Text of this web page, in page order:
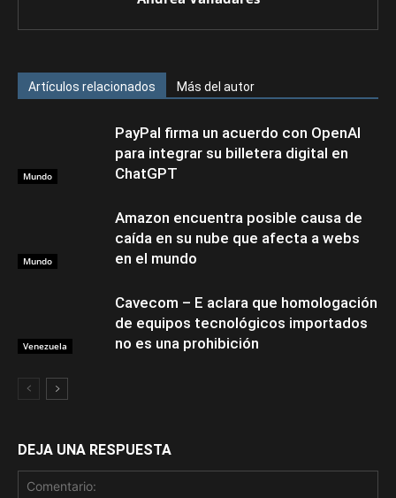
Artículos relacionados Más del autor
Mundo
PayPal firma un acuerdo con OpenAI
para integrar su billetera digital en
ChatGPT
Mundo
Amazon encuentra posible causa de
caída en su nube que afecta a webs
en el mundo
Venezuela
Cavecom – E aclara que homologación
de equipos tecnológicos importados
no es una prohibición
DEJA UNA RESPUESTA